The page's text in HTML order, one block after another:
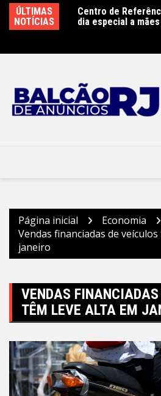
para
ÚLTIMAS
NOTÍCIAS
antecipa
2026 com
e do trabalho
Centro de
dia especial a
Página inicial
Economia
Vendas financiadas de
janeiro
VENDAS FINANCIADAS
TÊM LEVE ALTA EM